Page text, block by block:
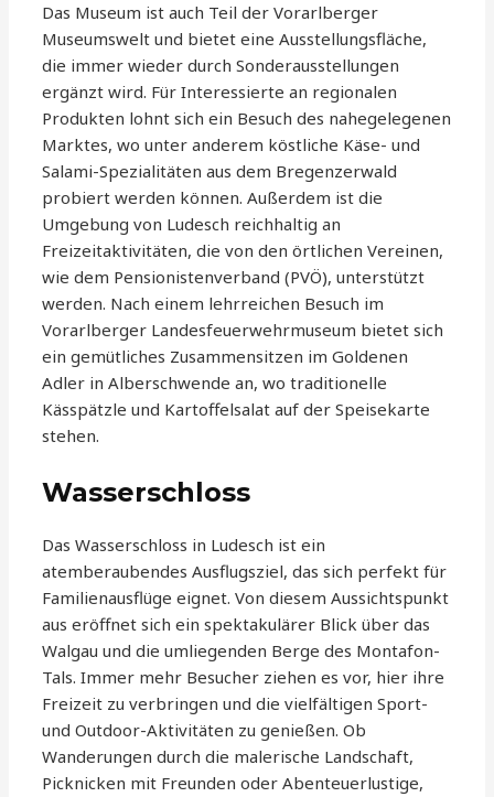
Das Museum ist auch Teil der Vorarlberger
Museumswelt und bietet eine Ausstellungsfläche,
die immer wieder durch Sonderausstellungen
ergänzt wird. Für Interessierte an regionalen
Produkten lohnt sich ein Besuch des nahegelegenen
Marktes, wo unter anderem köstliche Käse- und
Salami-Spezialitäten aus dem Bregenzerwald
probiert werden können. Außerdem ist die
Umgebung von Ludesch reichhaltig an
Freizeitaktivitäten, die von den örtlichen Vereinen,
wie dem Pensionistenverband (PVÖ), unterstützt
werden. Nach einem lehrreichen Besuch im
Vorarlberger Landesfeuerwehrmuseum bietet sich
ein gemütliches Zusammensitzen im Goldenen
Adler in Alberschwende an, wo traditionelle
Kässpätzle und Kartoffelsalat auf der Speisekarte
stehen.
Wasserschloss
Das Wasserschloss in Ludesch ist ein
atemberaubendes Ausflugsziel, das sich perfekt für
Familienausflüge eignet. Von diesem Aussichtspunkt
aus eröffnet sich ein spektakulärer Blick über das
Walgau und die umliegenden Berge des Montafon-
Tals. Immer mehr Besucher ziehen es vor, hier ihre
Freizeit zu verbringen und die vielfältigen Sport-
und Outdoor-Aktivitäten zu genießen. Ob
Wanderungen durch die malerische Landschaft,
Picknicken mit Freunden oder Abenteuerlustige,